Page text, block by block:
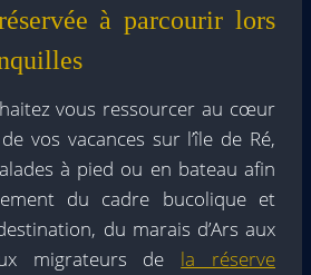
à parcourir lors
vous ressourcer au cœur
vos vacances sur l’île de Ré,
à pied ou en bateau afin
du cadre bucolique et
du marais d’Ars aux
migrateurs de la réserve